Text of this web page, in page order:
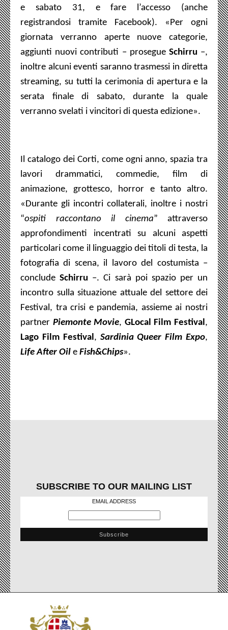
e sabato 31, e fare l’accesso (anche
registrandosi tramite Facebook).
«Per ogni
giornata verranno aperte nuove categorie,
aggiunti nuovi contributi – prosegue Schirru –,
inoltre alcuni eventi saranno trasmessi in diretta
streaming, su tutti la cerimonia di apertura e la
serata finale di sabato, durante la quale
verranno svelati i vincitori di questa edizione».
Il catalogo dei Corti, come ogni anno, spazia tra
lavori drammatici, commedie, film di
animazione, grottesco, horror e tanto altro.
«Durante gli incontri collaterali, inoltre i nostri
“ospiti raccontano il cinema” attraverso
approfondimenti incentrati su alcuni aspetti
particolari come il linguaggio dei titoli di testa, la
fotografia di scena, il lavoro del costumista –
concludeSchirru –. Ci sarà poi spazio per un
incontro sulla situazione attuale del settore dei
Festival, tra crisi e pandemia, assieme ai nostri
partner Piemonte Movie, GLocal Film Festival,
Lago Film Festival, Sardinia Queer Film Expo,
Life After Oil e Fish&Chips».
SUBSCRIBE TO OUR MAILING LIST
EMAIL ADDRESS